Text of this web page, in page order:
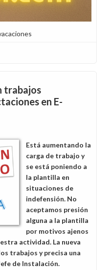
trabajos
en E-
Está aumentando la
carga de trabajo y
se está poniendo a
la plantilla en
situaciones de
indefensión. No
aceptamos presión
alguna a la plantilla
por motivos ajenos
actividad. La nueva
trabajos y precisa una
de Instalación.